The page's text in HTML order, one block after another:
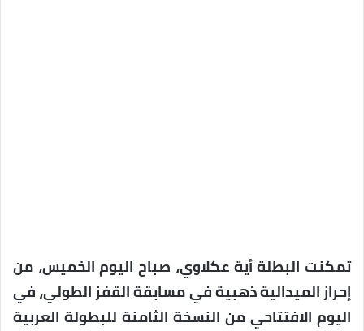
تمكنت البطلة أية عكلاوي، صباح اليوم الخميس، من
إحراز الميدالية ذهبية في مسابقة القفز الطولي، في
اليوم الافتتاحي من النسخة الثامنة للبطولة العربية